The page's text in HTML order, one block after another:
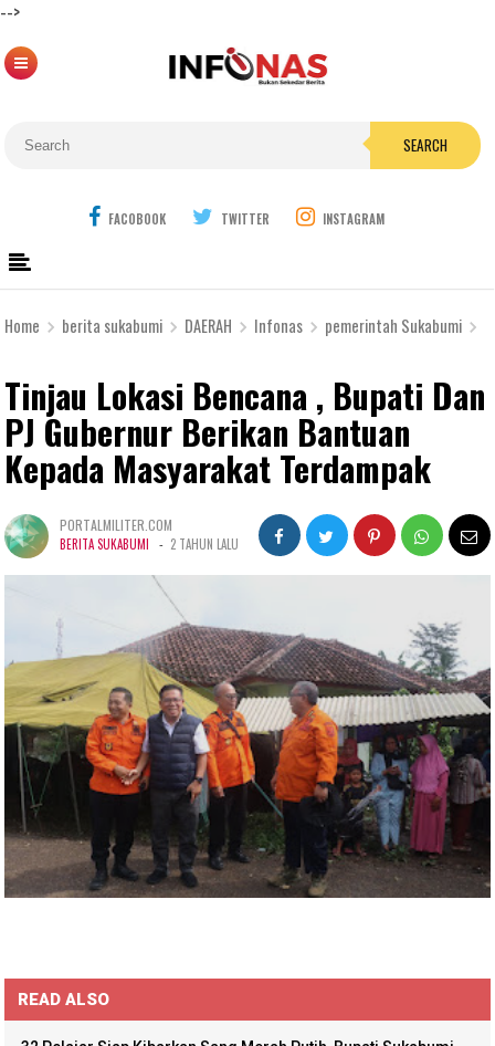
-->
SEARCH
FACOBOOK TWITTER INSTAGRAM
Home berita sukabumi DAERAH Infonas pemerintah Sukabumi
Tinjau Lokasi Bencana , Bupati Dan
PJ Gubernur Berikan Bantuan
Kepada Masyarakat Terdampak
PORTALMILITER.COM
BERITA SUKABUMI - 2 TAHUN LALU
READ ALSO